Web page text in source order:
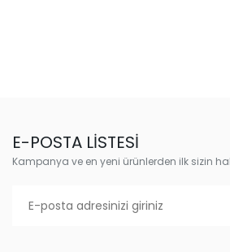
E-POSTA LİSTESİ
Kampanya ve en yeni ürünlerden ilk sizin